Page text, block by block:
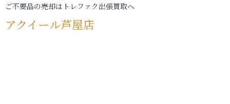
ご不要品の売却はトレファク出張買取へ
アクイール芦屋店